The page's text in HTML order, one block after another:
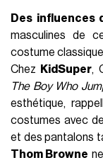
Des influences
masculines de
costume
Chez
KidSuper,
The Boy Who
esthétique,
costumes avec
et des pantalons
Thom Browne